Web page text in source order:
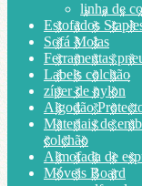
linha de
Estofados
Sofá Molas
Ferramentas
Labels colchão
zíper de nylon
Algodão
Materiais de
colchão
Almofada de
Móveis Board